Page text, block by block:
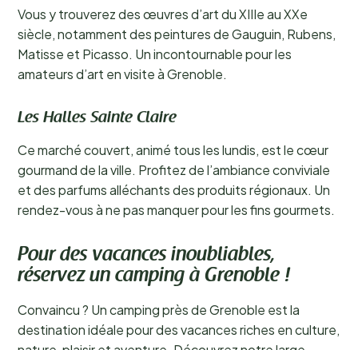
Vous y trouverez des œuvres d’art du XIIIe au XXe
siècle, notamment des peintures de Gauguin, Rubens,
Matisse et Picasso. Un incontournable pour les
amateurs d’art en visite à Grenoble.
Les Halles Sainte Claire
Ce marché couvert, animé tous les lundis, est le cœur
gourmand de la ville. Profitez de l’ambiance conviviale
et des parfums alléchants des produits régionaux. Un
rendez-vous à ne pas manquer pour les fins gourmets.
Pour des vacances inoubliables,
réservez un camping à Grenoble !
Convaincu ? Un camping près de Grenoble est la
destination idéale pour des vacances riches en culture,